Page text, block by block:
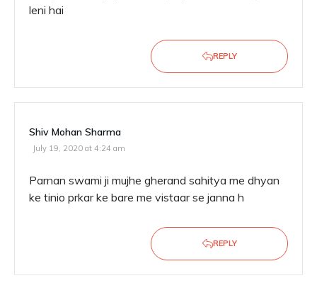
leni hai
REPLY
Shiv Mohan Sharma
July 19, 2020 at 4:24 am
Parnan swami ji mujhe gherand sahitya me dhyan
ke tinio prkar ke bare me vistaar se janna h
REPLY